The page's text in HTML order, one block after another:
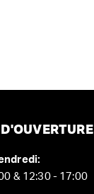
D'OUVERTURE
& 12:30 - 17:00